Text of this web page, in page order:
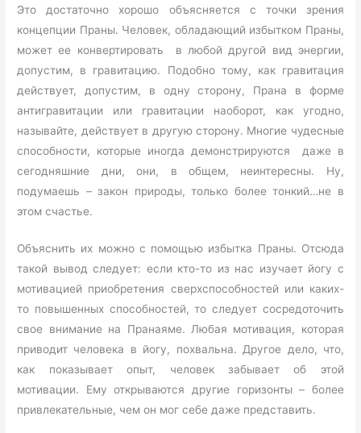
Это достаточно хорошо объясняется с точки зрения
концепции Праны. Человек, обладающий избытком Праны,
может ее конвертировать в любой другой вид энергии,
допустим, в гравитацию. Подобно тому, как гравитация
действует, допустим, в одну сторону, Прана в форме
антигравитации или гравитации наоборот, как угодно,
называйте, действует в другую сторону. Многие чудесные
способности, которые иногда демонстрируются даже в
сегодняшние дни, они, в общем, неинтересны. Ну,
подумаешь – закон природы, только более тонкий…не в
этом счастье.
Объяснить их можно с помощью избытка Праны. Отсюда
такой вывод следует: если кто-то из нас изучает йогу с
мотивацией приобретения сверхспособностей или каких-
то повышенных способностей, то следует сосредоточить
свое внимание на Пранаяме. Любая мотивация, которая
приводит человека в йогу, похвальна. Другое дело, что,
как показывает опыт, человек забывает об этой
мотивации. Ему открываются другие горизонты – более
привлекательные, чем он мог себе даже представить.